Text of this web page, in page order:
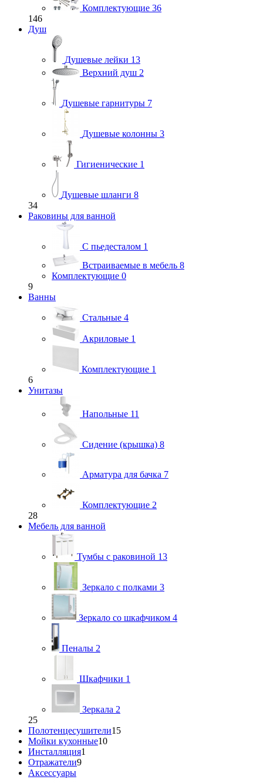
Комплектующие 36
146
Душ
Душевые лейки 13
Верхний душ 2
Душевые гарнитуры 7
Душевые колонны 3
Гигиенические 1
Душевые шланги 8
34
Раковины для ванной
С пьедесталом 1
Встраиваемые в мебель 8
Комплектующие 0
9
Ванны
Стальные 4
Акриловые 1
Комплектующие 1
6
Унитазы
Напольные 11
Сидение (крышка) 8
Арматура для бачка 7
Комплектующие 2
28
Мебель для ванной
Тумбы с раковиной 13
Зеркало с полками 3
Зеркало со шкафчиком 4
Пеналы 2
Шкафчики 1
Зеркала 2
25
Полотенцесушители15
Мойки кухонные10
Инсталляция1
Отражатели9
Аксессуары